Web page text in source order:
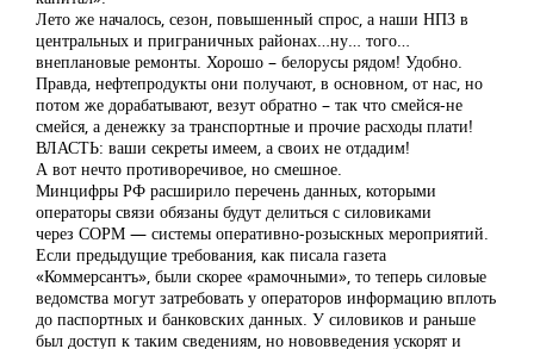
Лето же началось, сезон, повышенный спрос, а наши НПЗ в
центральных и приграничных районах…ну… того…
внеплановые ремонты. Хорошо – белорусы рядом! Удобно.
Правда, нефтепродукты они получают, в основном, от нас, но
потом же дорабатывают, везут обратно – так что смейся-не
смейся, а денежку за транспортные и прочие расходы плати!
ВЛАСТЬ: ваши секреты имеем, а своих не отдадим!
А вот нечто противоречивое, но смешное.
Минцифры РФ расширило перечень данных, которыми
операторы связи обязаны будут делиться с силовиками
через СОРМ — системы оперативно-розыскных мероприятий.
Если предыдущие требования, как писала газета
«Коммерсантъ», были скорее «рамочными», то теперь силовые
ведомства могут затребовать у операторов информацию вплоть
до паспортных и банковских данных. У силовиков и раньше
был доступ к таким сведениям, но нововведения ускорят и